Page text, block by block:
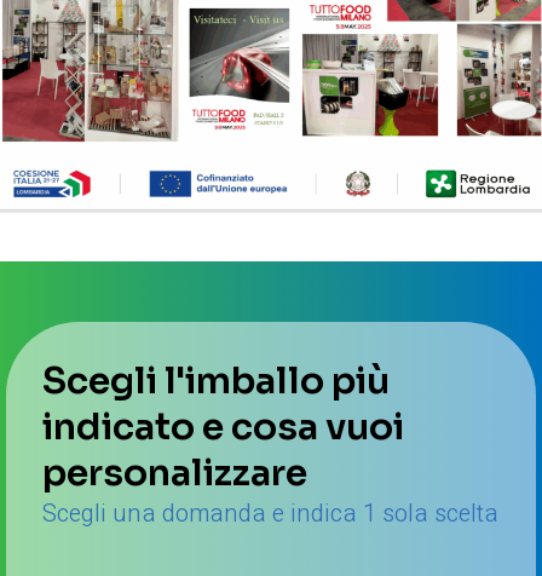
Scegli l'imballo più
indicato e cosa vuoi
personalizzare
Scegli una domanda e indica 1 sola scelta